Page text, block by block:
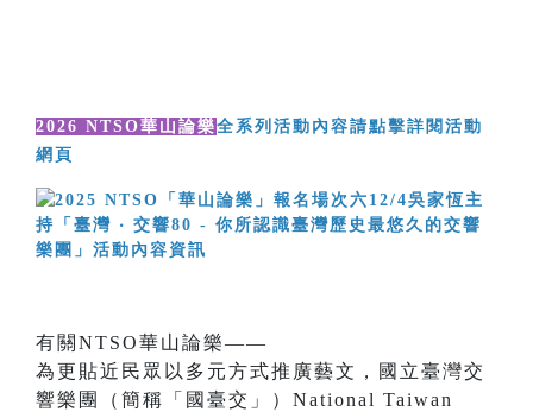
2026 NTSO華山論樂全系列活動內容請點擊詳閱活動
網頁
有關NTSO華山論樂——
為更貼近民眾以多元方式推廣藝文，國立臺灣交
響樂團（簡稱「國臺交」）National Taiwan